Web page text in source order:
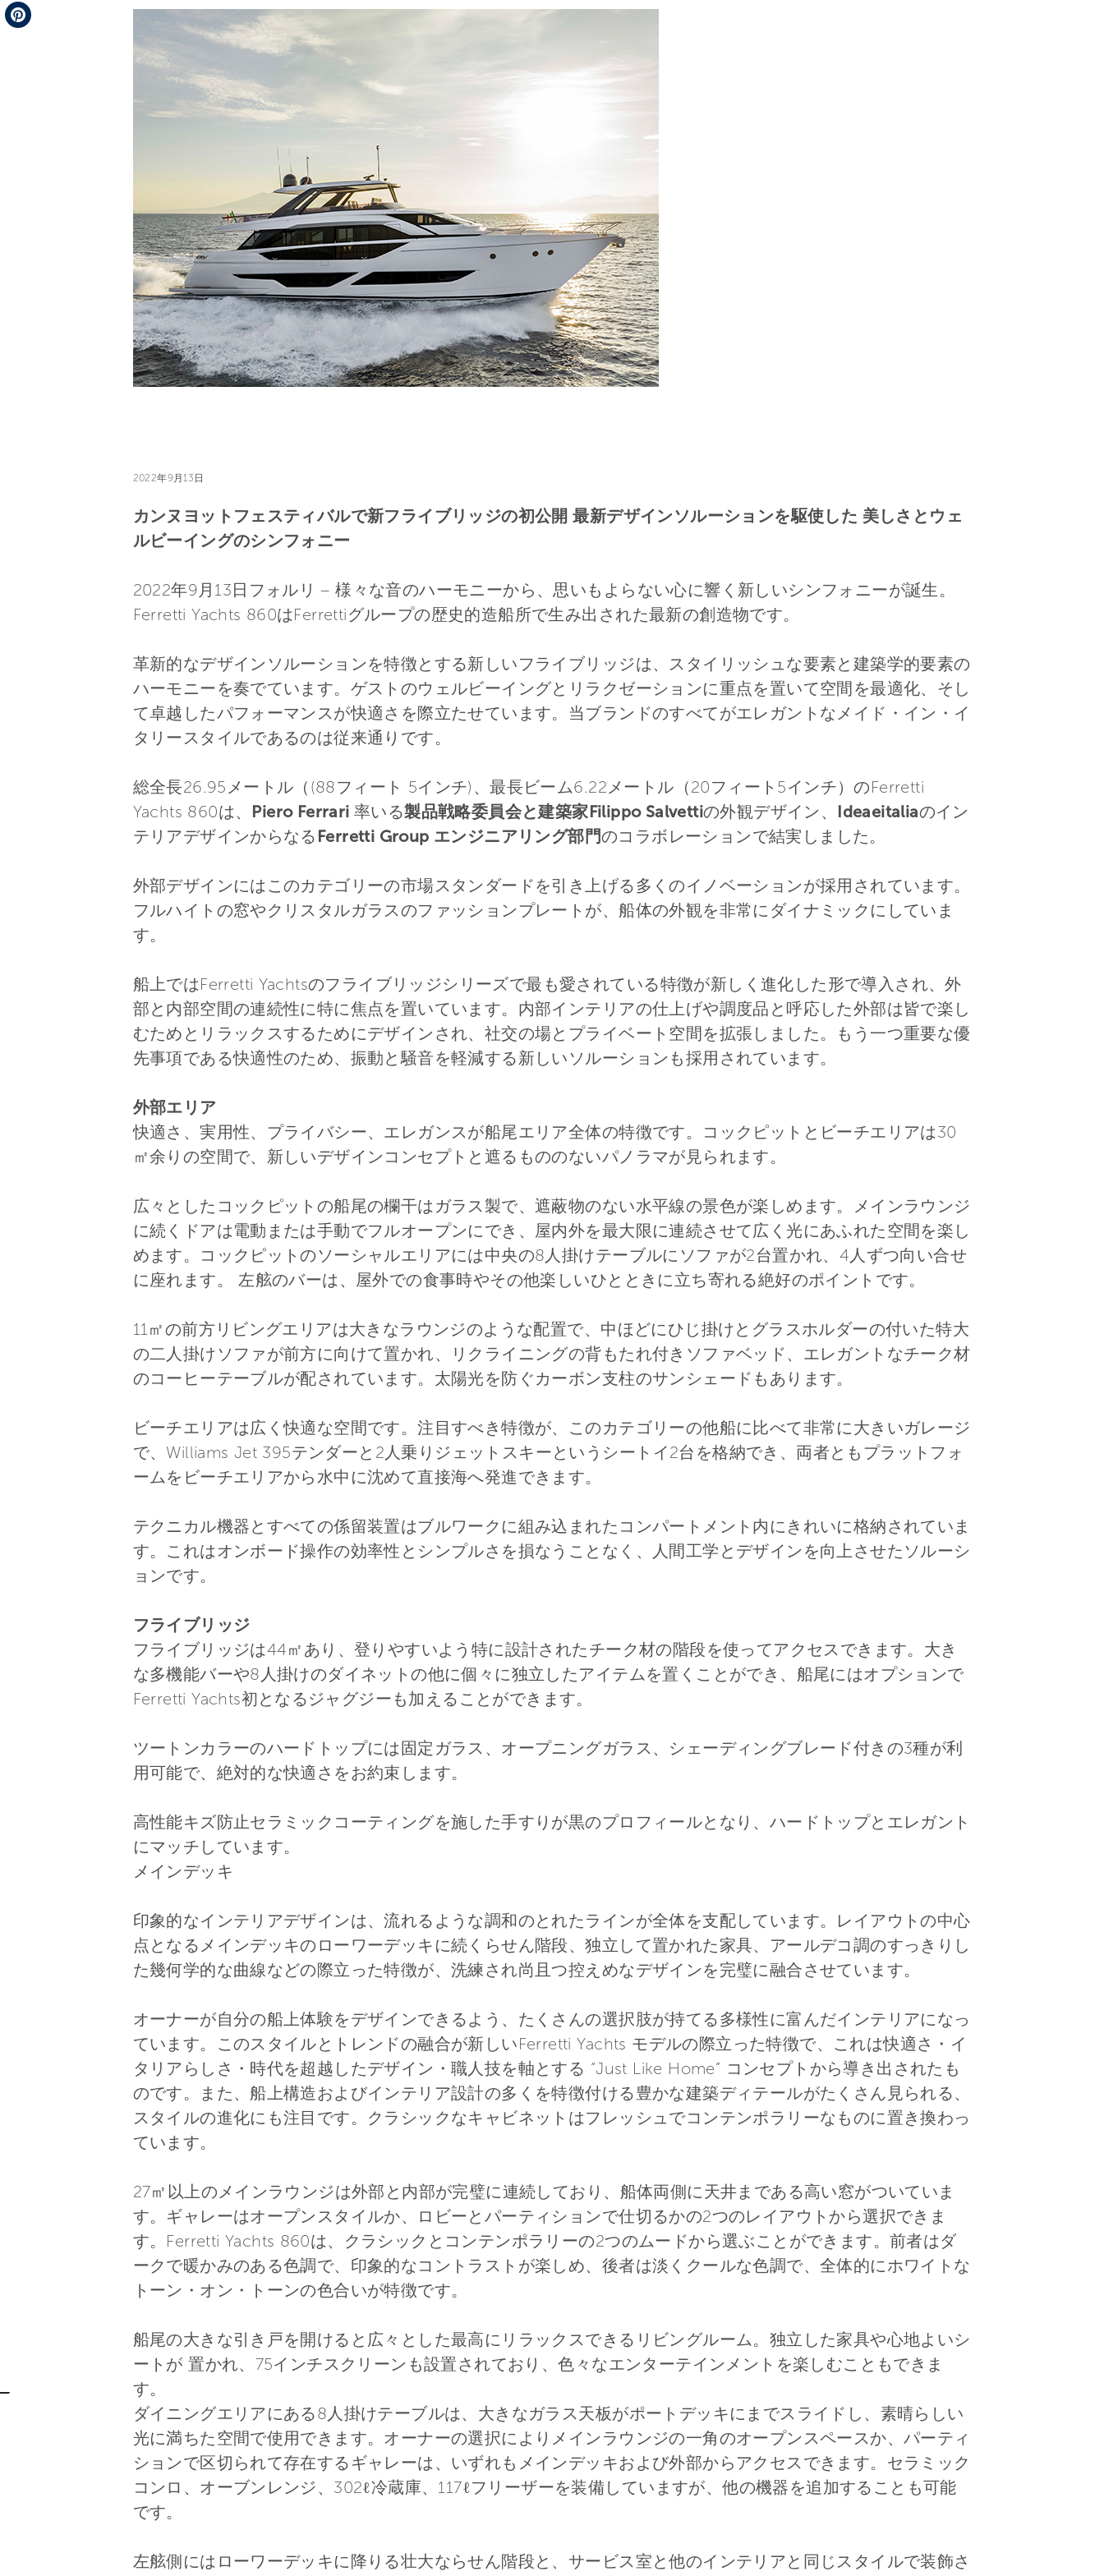
Telegram
2022年9月13日
カンヌヨットフェスティバルで新フライブリッジの初公開 最新デザインソルーションを駆使した 美しさとウェ
ルビーイングのシンフォニー
2022年9月13日フォルリ – 様々な音のハーモニーから、思いもよらない心に響く新しいシンフォニーが誕生。
Ferretti Yachts 860はFerrettiグループの歴史的造船所で生み出された最新の創造物です。
革新的なデザインソルーションを特徴とする新しいフライブリッジは、スタイリッシュな要素と建築学的要素の
ハーモニーを奏でています。ゲストのウェルビーイングとリラクゼーションに重点を置いて空間を最適化、そし
て卓越したパフォーマンスが快適さを際立たせています。当ブランドのすべてがエレガントなメイド・イン・イ
タリースタイルであるのは従来通りです。
総全長26.95メートル（(88フィート 5インチ)、最長ビーム6.22メートル（20フィート5インチ）のFerretti
Yachts 860は、 Piero Ferrari 率いる製品戦略委員会と建築家Filippo Salvettiの外観デザイン、 Ideaeitaliaのイン
テリアデザインからなる Ferretti Group エンジニアリング部門のコラボレーションで結実しました。
外部デザインにはこのカテゴリーの市場スタンダードを引き上げる多くのイノベーションが採用されています。
フルハイトの窓やクリスタルガラスのファッションプレートが、船体の外観を非常にダイナミックにしていま
す。
船上ではFerretti Yachtsのフライブリッジシリーズで最も愛されている特徴が新しく進化した形で導入され、外
部と内部空間の連続性に特に焦点を置いています。内部インテリアの仕上げや調度品と呼応した外部は皆で楽し
むためとリラックスするためにデザインされ、社交の場とプライベート空間を拡張しました。もう一つ重要な優
先事項である快適性のため、振動と騒音を軽減する新しいソルーションも採用されています。
外部エリア
快適さ、実用性、プライバシー、エレガンスが船尾エリア全体の特徴です。コックピットとビーチエリアは30
㎡余りの空間で、新しいデザインコンセプトと遮るもののないパノラマが見られます。
広々としたコックピットの船尾の欄干はガラス製で、遮蔽物のない水平線の景色が楽しめます。メインラウンジ
に続くドアは電動または手動でフルオープンにでき、屋内外を最大限に連続させて広く光にあふれた空間を楽し
めます。コックピットのソーシャルエリアには中央の8人掛けテーブルにソファが2台置かれ、4人ずつ向い合せ
に座れます。 左舷のバーは、屋外での食事時やその他楽しいひとときに立ち寄れる絶好のポイントです。
11㎡の前方リビングエリアは大きなラウンジのような配置で、中ほどにひじ掛けとグラスホルダーの付いた特大
の二人掛けソファが前方に向けて置かれ、リクライニングの背もたれ付きソファベッド、エレガントなチーク材
のコーヒーテーブルが配されています。太陽光を防ぐカーボン支柱のサンシェードもあります。
ビーチエリアは広く快適な空間です。注目すべき特徴が、このカテゴリーの他船に比べて非常に大きいガレージ
で、Williams Jet 395テンダーと2人乗りジェットスキーというシートイ2台を格納でき、両者ともプラットフォ
ームをビーチエリアから水中に沈めて直接海へ発進できます。
テクニカル機器とすべての係留装置はブルワークに組み込まれたコンパートメント内にきれいに格納されていま
す。これはオンボード操作の効率性とシンプルさを損なうことなく、人間工学とデザインを向上させたソルーシ
ョンです。
フライブリッジ
フライブリッジは44㎡あり、登りやすいよう特に設計されたチーク材の階段を使ってアクセスできます。大き
な多機能バーや8人掛けのダイネットの他に個々に独立したアイテムを置くことができ、船尾にはオプションで
Ferretti Yachts初となるジャグジーも加えることができます。
ツートンカラーのハードトップには固定ガラス、オープニングガラス、シェーディングブレード付きの3種が利
用可能で、絶対的な快適さをお約束します。
高性能キズ防止セラミックコーティングを施した手すりが黒のプロフィールとなり、ハードトップとエレガント
にマッチしています。
メインデッキ
印象的なインテリアデザインは、流れるような調和のとれたラインが全体を支配しています。レイアウトの中心
点となるメインデッキのローワーデッキに続くらせん階段、独立して置かれた家具、アールデコ調のすっきりし
た幾何学的な曲線などの際立った特徴が、洗練され尚且つ控えめなデザインを完璧に融合させています。
オーナーが自分の船上体験をデザインできるよう、たくさんの選択肢が持てる多様性に富んだインテリアになっ
ています。このスタイルとトレンドの融合が新しいFerretti Yachts モデルの際立った特徴で、これは快適さ・イ
タリアらしさ・時代を超越したデザイン・職人技を軸とする “Just Like Home” コンセプトから導き出されたも
のです。また、船上構造およびインテリア設計の多くを特徴付ける豊かな建築ディテールがたくさん見られる、
スタイルの進化にも注目です。クラシックなキャビネットはフレッシュでコンテンポラリーなものに置き換わっ
ています。
27㎡以上のメインラウンジは外部と内部が完璧に連続しており、船体両側に天井まである高い窓がついていま
す。ギャレーはオープンスタイルか、ロビーとパーティションで仕切るかの2つのレイアウトから選択できま
す。Ferretti Yachts 860は、クラシックとコンテンポラリーの2つのムードから選ぶことができます。前者はダ
ークで暖かみのある色調で、印象的なコントラストが楽しめ、後者は淡くクールな色調で、全体的にホワイトな
トーン・オン・トーンの色合いが特徴です。
船尾の大きな引き戸を開けると広々とした最高にリラックスできるリビングルーム。独立した家具や心地よいシ
ートが 置かれ、75インチスクリーンも設置されており、色々なエンターテインメントを楽しむこともできま
す。
ダイニングエリアにある8人掛けテーブルは、大きなガラス天板がポートデッキにまでスライドし、素晴らしい
光に満ちた空間で使用できます。オーナーの選択によりメインラウンジの一角のオープンスペースか、パーティ
ションで区切られて存在するギャレーは、いずれもメインデッキおよび外部からアクセスできます。セラミック
コンロ、オーブンレンジ、302ℓ冷蔵庫、117ℓフリーザーを装備していますが、他の機器を追加することも可能
です。
左舷側にはローワーデッキに降りる壮大ならせん階段と、サービス室と他のインテリアと同じスタイルで装飾さ